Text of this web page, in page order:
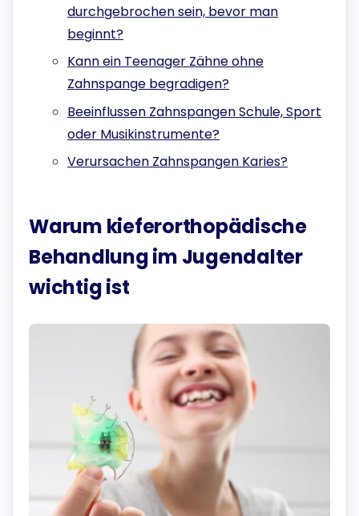
durchgebrochen sein, bevor man
beginnt?
Kann ein Teenager Zähne ohne
Zahnspange begradigen?
Beeinflussen Zahnspangen Schule, Sport
oder Musikinstrumente?
Verursachen Zahnspangen Karies?
Warum kieferorthopädische
Behandlung im Jugendalter
wichtig ist